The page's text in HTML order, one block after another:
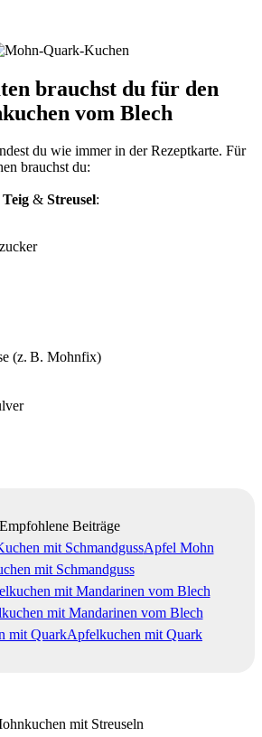
brauchst du für den
vom Blech
du wie immer in der Rezeptkarte. Für
brauchst du:
Teig & Streusel:
(z. B. Mohnfix)
Empfohlene Beiträge
Apfel Mohn
mit Schmandguss
mit Mandarinen vom Blech
Apfelkuchen mit Quark